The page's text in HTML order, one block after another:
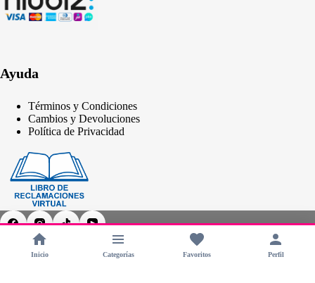
Ayuda
Términos y Condiciones
Cambios y Devoluciones
Política de Privacidad
Copyright © 2026 - CHERIMOYA Perú
Inicio Categorías Favoritos Perfil